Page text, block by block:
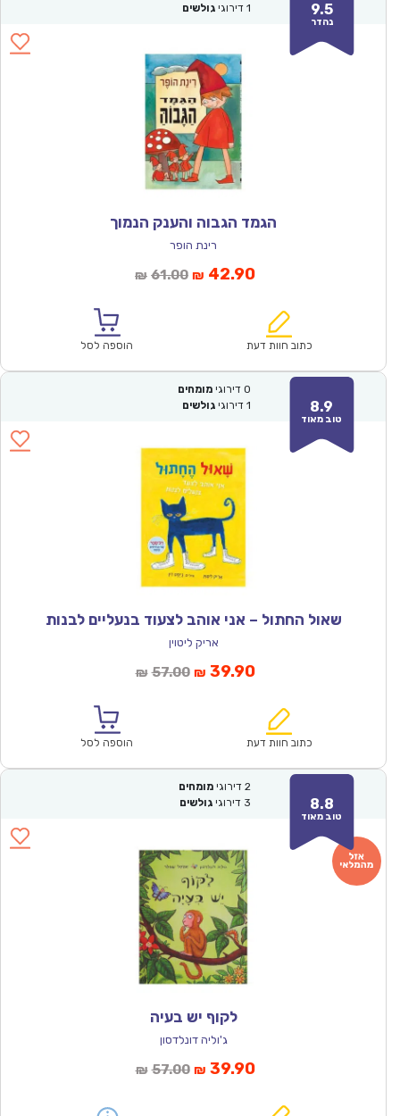
9.5
נהדר
1 דירוגי גולשים
הגמד הגבוה והענק הנמוך
רינת הופר
₪ 61.00המחיר
₪61.00.
₪ 42.90המחיר
הוא:
כתוב חוות דעת הוספה לסל
8.9
טוב מאוד
0 דירוגי מומחים
1 דירוגי גולשים
שאול החתול – אני אוהב לצעוד בנעליים לבנות
אריק ליטוין
₪ 57.00המחיר
₪57.00.
₪ 39.90המחיר
הוא:
כתוב חוות דעת הוספה לסל
8.8
טוב מאוד
2 דירוגי מומחים
3 דירוגי גולשים
לקוף יש בעיה
ג'וליה דונלדסון
₪ 57.00המחיר
₪ 39.90המחיר